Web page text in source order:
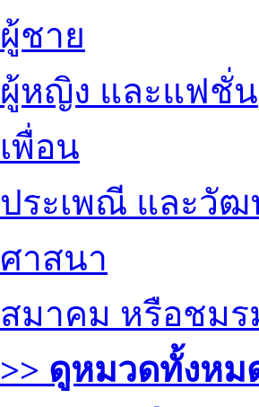
ผู้ชาย
ผู้หญิง และแฟชั่น
เพื่อน
ประเพณี และวัฒ
ศาสนา
สมาคม หรือชมร
>> ดูหมวดทั้งหม